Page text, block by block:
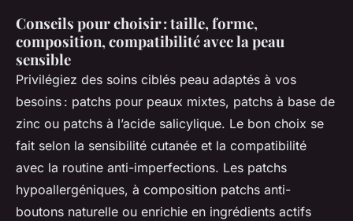
Conseils pour choisir : taille, forme,
composition, compatibilité avec la peau
sensible
Privilégiez des soins ciblés peau adaptés à vos
besoins : patchs pour peaux mixtes, patchs à base de
zinc ou patchs à l’acide salicylique. Le bon choix se
fait selon la sensibilité cutanée et la compatibilité
avec la routine anti-imperfections. Les patchs
hypoallergéniques, à composition patchs anti-
boutons naturelle ou enrichie en ingrédients actifs